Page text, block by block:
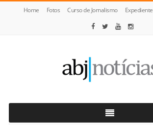
Home Fotos Curso de Jornalismo Expediente
Notícias